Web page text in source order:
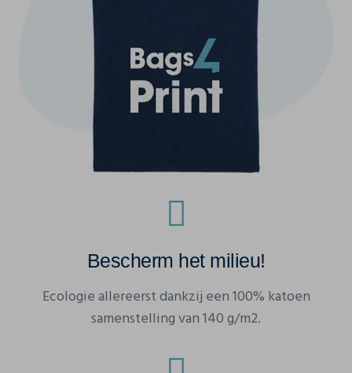
Bescherm het milieu!
Ecologie allereerst dankzij een 100% katoen
samenstelling van 140 g/m2.